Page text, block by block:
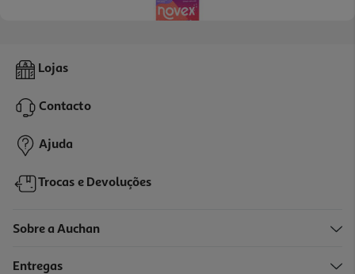
Máscara Novex Infusão De Colagénio 400ml
6,32 €
Lojas
Contacto
Ajuda
Trocas e Devoluções
Sobre a Auchan
Entregas